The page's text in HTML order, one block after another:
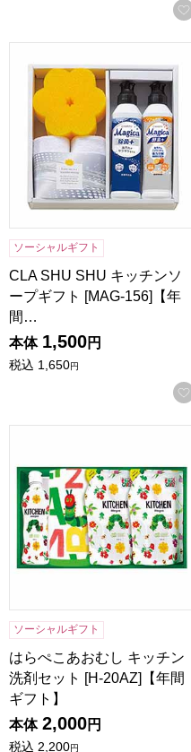
ソーシャルギフト
CLA SHU SHU キッチンソ
ープギフト [MAG-156]【年
間…
本体 1,500円
税込 1,650円
ソーシャルギフト
はらぺこあおむし キッチン
洗剤セット [H-20AZ]【年間
ギフト】
本体 2,000円
税込 2,200円